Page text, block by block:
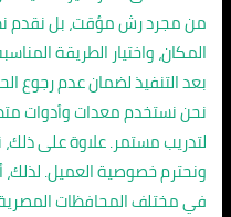
من مجرد رش مؤقت، بل نقدم
المكان، واختيار الطريقة
بعد التنفيذ لضمان عدم رجوع
نحن نستخدم معدات وأدوات
لتدريب مستمر. علاوة على ذلك،
ونحترم خصوصية العميل. لذلك،
في مختلف المحافظات